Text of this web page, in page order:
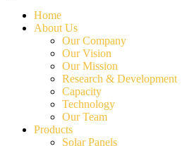
Home
About Us
Our Company
Our Vision
Our Mission
Research & Development
Capacity
Technology
Our Team
Products
Solar Panels